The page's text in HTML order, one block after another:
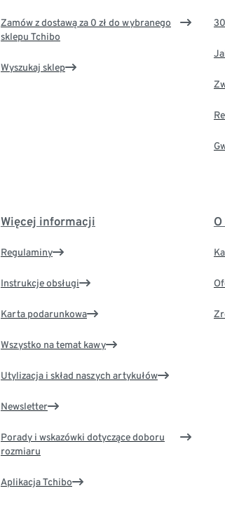
Zamów z dostawą za 0 zł do wybranego
sklepu Tchibo
Wyszukaj sklep
Więcej informacji
Regulaminy
Instrukcje obsługi
Karta podarunkowa
Wszystko na temat kawy
Utylizacja i skład naszych artykułów
Newsletter
Porady i wskazówki dotyczące doboru
rozmiaru
Aplikacja Tchibo